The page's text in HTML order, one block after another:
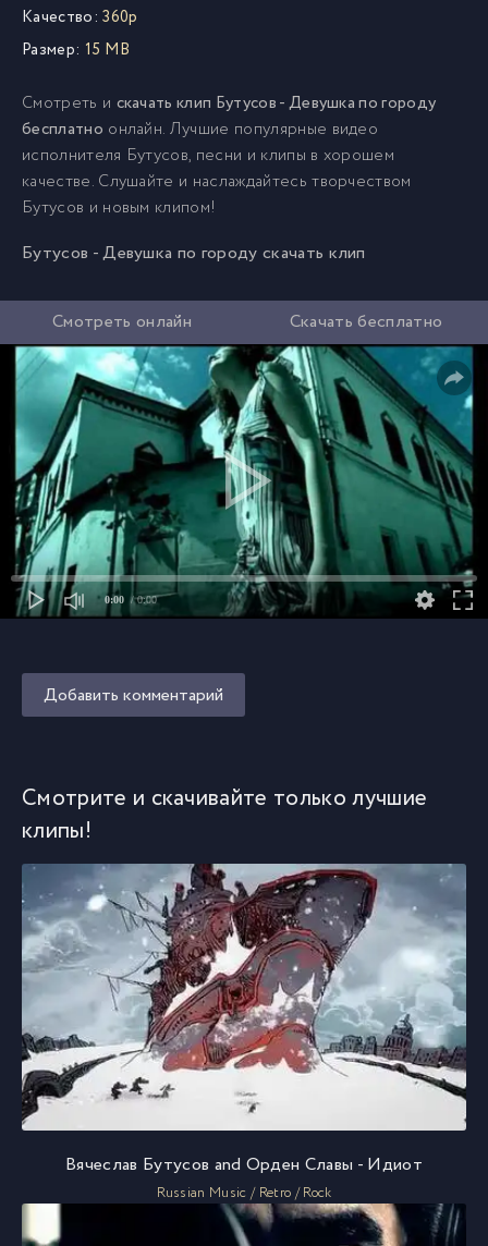
Качество: 360p
Размер: 15 MB
Смотреть и скачать клип Бутусов - Девушка по городу
бесплатно онлайн. Лучшие популярные видео
исполнителя Бутусов, песни и клипы в хорошем
качестве. Слушайте и наслаждайтесь творчеством
Бутусов и новым клипом!
Бутусов - Девушка по городу скачать клип
Смотреть онлайн Скачать бесплатно
0:00 / 0:00
Добавить комментарий
Смотрите и скачивайте только лучшие
клипы!
Вячеслав Бутусов and Орден Славы - Идиот
Russian Music / Retro / Rock